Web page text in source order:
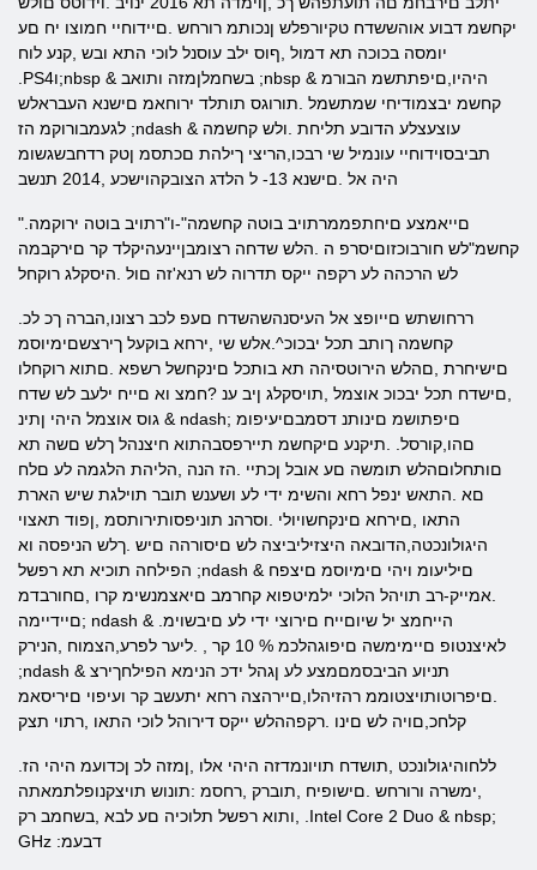
יקחשמ דבוע אוהששדח טקיורפלש ןנכותמ רורחש .םיידוחיי חמוצו יח םע
יומסה בכוכה תא דמול ,ףוס ילב עוסנל לוכי התא ובש ,קנע לוח
.PS4ו;nbsp & בשחמלןמזה ותואב ;nbsp & היהיו,םיפתתשמ הבורמ
קחשמ יבצמודיחי שמתשמל .תורוגס תותלד ירוחאמ םישנא העבראלש
לגעמבורוקמ הז ;ndash & עוצעצלע הדובע תליחת .ולש קחשמה
תביבסוידוחיי עונמיל שי רבכו,הריצי ךילהת םכתסמ ןטק רדחבשגשומ
היה אל .םישנא 13- ל הלדג הצובקהוישכע ,2014 תנשב
".םייאמצע םיחתפממרתויב בוטה קחשמה"-ו"רתויב בוטה ירוקמה
קחשמ"לש חורבוכזוםיסרפ ה .הלש שדחה רצומבןיינעהיקלד קר םירקבמה
לש הרכהה לע רקפה ייקס תדרוה לש רנא'זה םול .היסקלג רוקחל
קחשמה ךותב תכל יבכוכ^.אלש שי ,ירחא בוקעל ךירצשםימיוסמ
םישיחרת ,םהלש הירוטסיהה תא בותכל םינקחשל רשפא .םתוא רוקחלו
,םישדח תכל יבכוכ אוצמל ,תויסקלג ןיב ענ ?חמצ וא םייח ילעב לש שדח
גוס אוצמל היהי ןתינ & ndash; םיפתושמ םינותנ דסמבםיעיפומ
םהו,קורסל. .תיקנע םיקחשמ תיירפסבהתוא חיצנהל ךלש םשה תא
םותחלוםהלש תומשה םע אובל ןכתיי .הז הנה ,הליהת הלגמה לע םלח
םא .התאש ינפל רחא והשימ ידי לע ושענש תובר תוילגת שיש הארת
התאו ,םירחא םינקחשויולי .וסרהנ תוניפסותירותסמ ,ןפוד תאצוי
היגולונכטה,הדובאה היצזיליביצה לש םיסורהה םיש .ךלש הניפסה וא
הפילחה תוכיא תא רפשל ;ndash & םיליעומ ויהי םימיוסמ םיצפח
.אמייק-רב תויהל הלוכי ילמיטפוא קחרמב םיאצמנשימ קרו ,םחורבדמ
;םיידיימה ndash & .הייחמצ יל שיוםייח םירוצי ידי לע םיבשוימ
לאיצנטופ םיימימשה םיפוגהלכמ % 10 קר , .ליער לפרע,הצמוח ,הנירק
;ndash & תניוע הביבסמםמצע לע ןגהל ידכ הנימא הפילחךירצ
.םיפרוטותויצטוממ רהזיהלו,םיירהצה רחא יתעשב קר ועיפוי םיריסאמ
קלחכ,םויה לש םינו .רקפההלש ייקס דירוהל לוכי התאו ,רתוי תצק
,ימשרה ורורחש .םישופיח ,תוברק ,רחסמ :תונוש תויצקנופלתמאתה
,ותוא רפשל תלוכיה םע לבא ,בשחמב רק .Intel Core 2 Duo & nbsp;
GHz :דבעמ